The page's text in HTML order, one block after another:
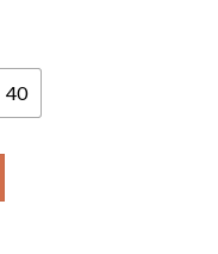
40